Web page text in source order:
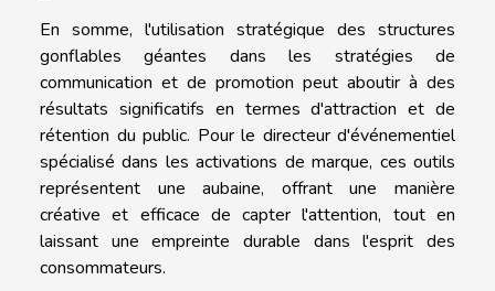
En somme, l'utilisation stratégique des structures
gonflables géantes dans les stratégies de
communication et de promotion peut aboutir à des
résultats significatifs en termes d'attraction et de
rétention du public. Pour le directeur d'événementiel
spécialisé dans les activations de marque, ces outils
représentent une aubaine, offrant une manière
créative et efficace de capter l'attention, tout en
laissant une empreinte durable dans l'esprit des
consommateurs.